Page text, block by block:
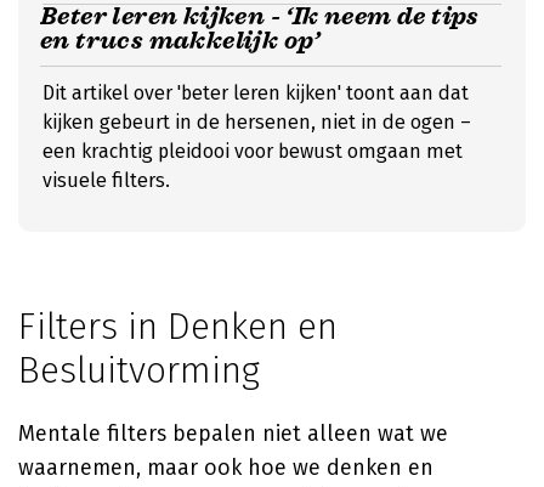
Beter leren kijken - ‘Ik neem de tips
en trucs makkelijk op’
Dit artikel over 'beter leren kijken' toont aan dat
kijken gebeurt in de hersenen, niet in de ogen –
een krachtig pleidooi voor bewust omgaan met
visuele filters.
Filters in Denken en
Besluitvorming
Mentale filters bepalen niet alleen wat we
waarnemen, maar ook hoe we denken en